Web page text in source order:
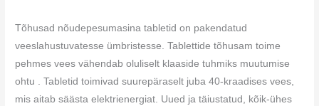
Tõhusad nõudepesumasina tabletid on pakendatud
veeslahustuvatesse ümbristesse. Tablettide tõhusam toime
pehmes vees vähendab oluliselt klaaside tuhmiks muutumise
ohtu . Tabletid toimivad suurepäraselt juba 40-kraadises vees,
mis aitab säästa elektrienergiat. Uued ja täiustatud, kõik-ühes